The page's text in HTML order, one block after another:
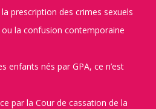
prescription des crimes sexuels
la confusion contemporaine
enfants nés par GPA, ce n’est
par la Cour de cassation de la